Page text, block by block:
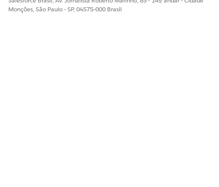
Monções, São Paulo - SP, 04575-000 Brasil